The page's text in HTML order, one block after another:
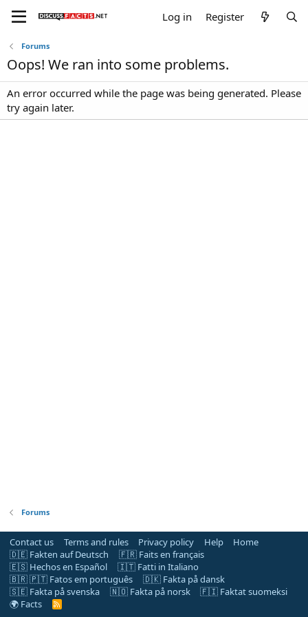
Log in Register
Forums
Oops! We ran into some problems.
An error occurred while the page was being generated. Please
try again later.
Forums
Contact us Terms and rules Privacy policy Help
Home
🇩🇪 Fakten auf Deutsch
🇫🇷 Faits en français
🇪🇸 Hechos en Español
🇮🇹 Fatti in Italiano
🇧🇷 🇵🇹 Fatos em português
🇩🇰 Fakta på dansk
🇸🇪 Fakta på svenska
🇳🇴 Fakta på norsk
🇫🇮 Faktat suomeksi
🌍 Facts
R